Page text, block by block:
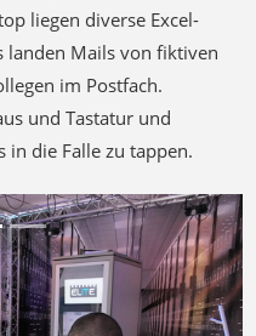
liegen diverse Excel-
landen Mails von fiktiven
im Postfach.
und Tastatur und
in die Falle zu tappen.